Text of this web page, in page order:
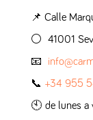
📌 Calle
⚪️ 41001
📧
📞 +34 955
🕙 de lunes